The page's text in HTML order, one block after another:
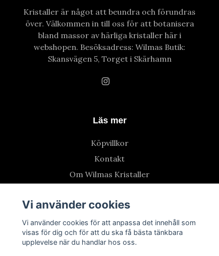
Kristaller är något att beundra och förundras
över. Välkommen in till oss för att botanisera
bland massor av härliga kristaller här i
webshopen. Besöksadress: Wilmas Butik:
Skansvägen 5, Torget i Skärhamn
Läs mer
Köpvillkor
Kontakt
Om Wilmas Kristaller
Vi använder cookies
Vi använder cookies för att anpassa det innehåll som
visas för dig och för att du ska få bästa tänkbara
upplevelse när du handlar hos oss.